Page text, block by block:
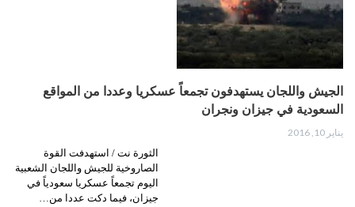
الجيش واللجان يستهدفون تجمعاً عسكريا وعددا من المواقع
السعودية في جيزان ونجران
يناير 10, 2016
الثورة نت / استهدفت القوة
الصاروخية للجيش واللجان الشعبية
اليوم تجمعاً عسكريا سعودياً في
جيزان، فيما دكت عددا من…